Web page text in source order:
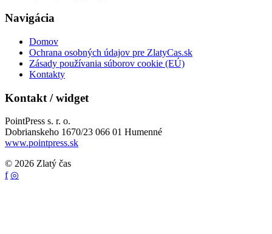
Navigácia
Domov
Ochrana osobných údajov pre ZlatyCas.sk
Zásady používania súborov cookie (EÚ)
Kontakty
Kontakt / widget
PointPress s. r. o.
Dobrianskeho 1670/23 066 01 Humenné
www.pointpress.sk
© 2026 Zlatý čas
f ◎